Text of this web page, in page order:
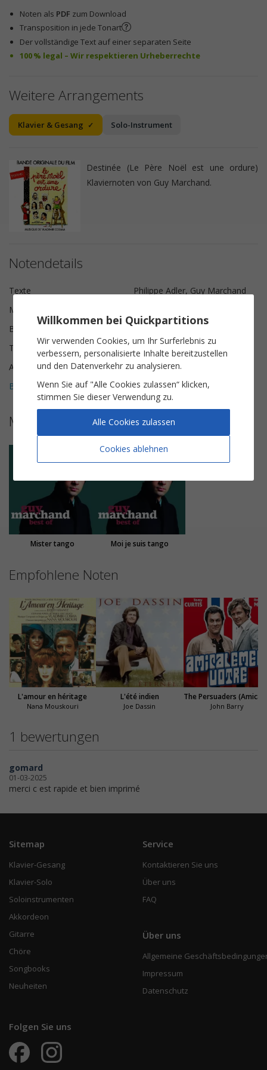
Noten als PDF zum Download
Transposition in jede Tonart
Der vollständige Text auf einer separaten Seite
100 % legal – Wir respektieren Urheberrechte
Weitere Arrangements
Klavier & Gesang Solo-Instrument
Destinée (Le Père Noël est une ordure)
Klaviernoten von Guy Marchand.
Notendetails
Texte
Philippe Adler, Guy Marchand
Musik
Besetzung
Klavier & Gesang
Tonart
G-Dur
Anzahl der Seiten
5
Bewertungen (1)
Mehr Noten von Guy Marchand
Mister tango Moi je suis tango
Empfohlene Noten
L'amour en héritage
Nana Mouskouri
L'été indien
Joe Dassin John Barry
1 bewertungen
gomard
01-03-2025
merci c est rapide et bien imprimé
Sitemap
Klavier-Gesang
Klavier-Solo
Soloinstrumenten
Akkordeon
Gitarre
Chöre
Songbooks
Neuheiten
Service
Kontaktieren Sie uns
Über uns
FAQ
Über uns
Allgemeine
Impressum
Datenschutz
Folgen Sie uns
Willkommen bei Quickpartitions
Wir verwenden Cookies, um Ihr Surferlebnis zu
verbessern, personalisierte Inhalte bereitzustellen
und den Datenverkehr zu analysieren.
Wenn Sie auf "Alle Cookies zulassen“ klicken,
stimmen Sie dieser Verwendung zu.
Cookies ablehnen
Alle Cookies zulassen